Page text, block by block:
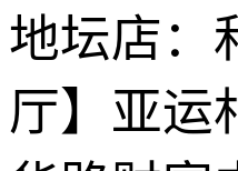
地坛店：
厅】亚运